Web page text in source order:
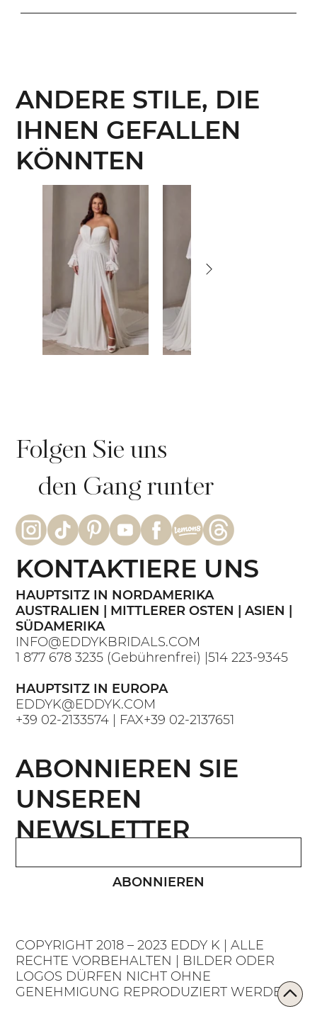
ANDERE STILE, DIE
IHNEN GEFALLEN
KÖNNTEN
COPYRIGHT 2018 – 2023 EDDY K | ALLE
RECHTE VORBEHALTEN | BILDER ODER
LOGOS DÜRFEN NICHT OHNE
GENEHMIGUNG REPRODUZIERT WERDEN.
Folgen Sie uns
den Gang runter
HAUPTSITZ IN NORDAMERIKA
AUSTRALIEN | MITTLERER OSTEN | ASIEN |
SÜDAMERIKA
INFO@EDDYKBRIDALS.COM
1 877 678 3235 (Gebührenfrei) |514 223-9345
HAUPTSITZ IN EUROPA
EDDYK@EDDYK.COM
+39 02-2133574 | FAX+39 02-2137651
KONTAKTIERE UNS
ABONNIEREN
ABONNIEREN SIE
UNSEREN
NEWSLETTER